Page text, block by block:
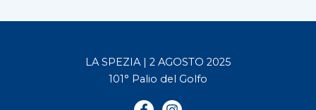
LA SPEZIA | 2 AGOSTO 2025
101° Palio del Golfo